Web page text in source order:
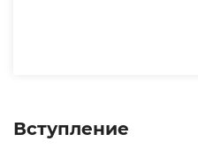
Вступление